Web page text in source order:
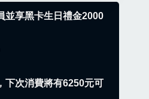
並享黑卡生日禮金2000
下次消費將有6250元可